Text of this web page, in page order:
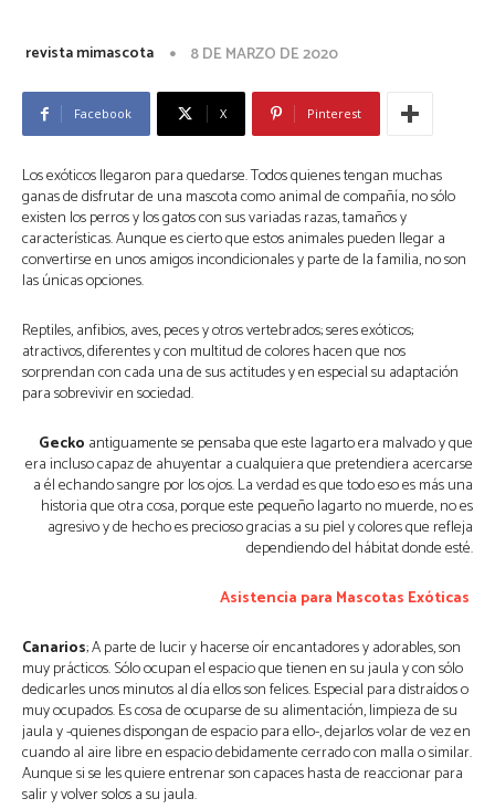
revista mimascota 8 DE MARZO DE 2020
Facebook X Pinterest
Los exóticos llegaron para quedarse. Todos quienes tengan muchas
ganas de disfrutar de una mascota como animal de compañía, no sólo
existen los perros y los gatos con sus variadas razas, tamaños y
características. Aunque es cierto que estos animales pueden llegar a
convertirse en unos amigos incondicionales y parte de la familia, no son
las únicas opciones.
Reptiles, anfibios, aves, peces y otros vertebrados; seres exóticos;
atractivos, diferentes y con multitud de colores hacen que nos
sorprendan con cada una de sus actitudes y en especial su adaptación
para sobrevivir en sociedad.
Gecko antiguamente se pensaba que este lagarto era malvado y que
era incluso capaz de ahuyentar a cualquiera que pretendiera acercarse
a él echando sangre por los ojos. La verdad es que todo eso es más una
historia que otra cosa, porque este pequeño lagarto no muerde, no es
agresivo y de hecho es precioso gracias a su piel y colores que refleja
dependiendo del hábitat donde esté.
Asistencia para Mascotas Exóticas
Canarios; A parte de lucir y hacerse oír encantadores y adorables, son
muy prácticos. Sólo ocupan el espacio que tienen en su jaula y con sólo
dedicarles unos minutos al día ellos son felices. Especial para distraídos o
muy ocupados. Es cosa de ocuparse de su alimentación, limpieza de su
jaula y -quienes dispongan de espacio para ello-, dejarlos volar de vez en
cuando al aire libre en espacio debidamente cerrado con malla o similar.
Aunque si se les quiere entrenar son capaces hasta de reaccionar para
salir y volver solos a su jaula.